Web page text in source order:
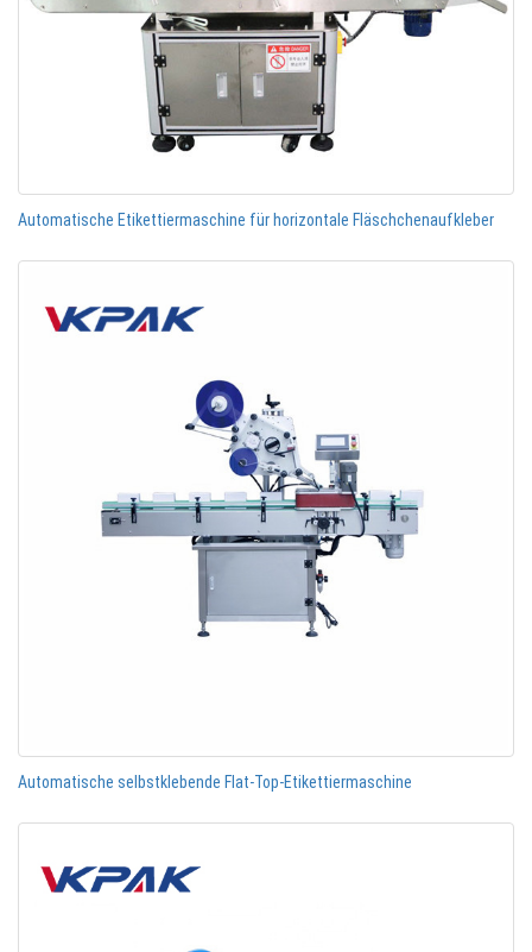
Automatische Etikettiermaschine für horizontale Fläschchenaufkleber
Automatische selbstklebende Flat-Top-Etikettiermaschine